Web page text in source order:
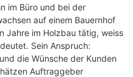
im Büro und bei der
auf einem Bauernhof
Jahre im Holzbau tätig, weiss
Sein Anspruch:
die Wünsche der Kunden
Auftraggeber